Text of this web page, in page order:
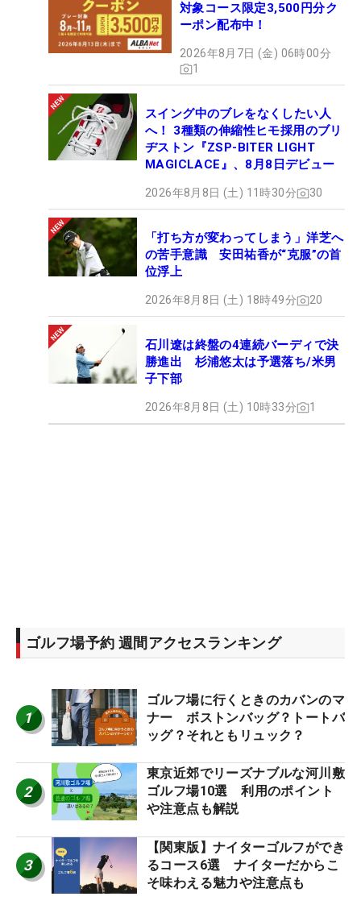
対象コース限定3,500円分ク
ーポン配布中！
2026年8月7日 (金) 06時00分
1
スイング中のブレをなくしたい人
へ！ 3種類の伸縮性ヒモ採用のブリ
ヂストン『ZSP-BITER LIGHT
MAGICLACE』、8月8日デビュー
2026年8月8日 (土) 11時30分 30
「打ち方が変わってしまう」洋芝へ
の苦手意識 安田祐香が“克服”の首
位浮上
2026年8月8日 (土) 18時49分 20
石川遼は終盤の4連続バーディで決
勝進出 杉浦悠太は予選落ち/米男
子下部
2026年8月8日 (土) 10時33分 1
ゴルフ場予約 週間アクセスランキング
1
ゴルフ場に行くときのカバンのマ
ナー ボストンバッグ？トートバ
ッグ？それともリュック？
2
東京近郊でリーズナブルな河川敷
ゴルフ場10選 利用のポイント
や注意点も解説
3
【関東版】ナイターゴルフができ
るコース6選 ナイターだからこ
そ味わえる魅力や注意点も